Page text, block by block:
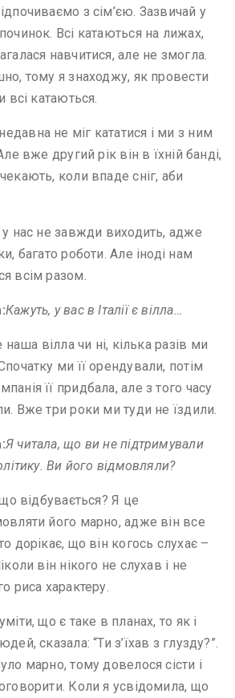
з сім’єю. Зазвичай у
Всі катаються на лижах,
навчитися, але не змогла.
тому я знаходжу, як провести
всі катаються.
не міг кататися і ми з ним
вже другий рік він в їхній банді,
коли впаде сніг, аби
у нас не завжди виходить, адже
багато роботи. Але іноді нам
всім разом.
Кажуть, у вас в Італії є вілла…
вілла чи ні, кілька разів ми
ми її орендували, потім
її придбала, але з того часу
Вже три роки ми туди не їздили.
Я читала, що ви не підтримували
Ви його відмовляли?
відбувається? Я це
його марно, адже він все
дорікає, що він когось слухає –
він нікого не слухав і не
риса характеру.
що є таке в планах, то як і
сказала: “Ти з’їхав з глузду?”.
марно, тому довелося сісти і
Коли я усвідомила, що